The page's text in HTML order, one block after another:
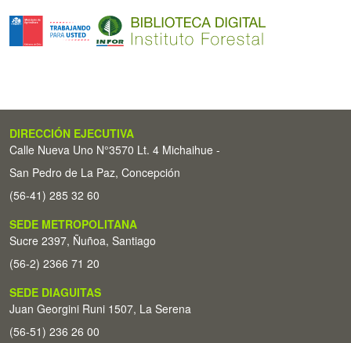
DIRECCIÓN EJECUTIVA
Calle Nueva Uno N°3570 Lt. 4 Michaihue -
San Pedro de La Paz, Concepción
(56-41) 285 32 60
SEDE METROPOLITANA
Sucre 2397, Ñuñoa, Santiago
(56-2) 2366 71 20
SEDE DIAGUITAS
Juan Georgini Runi 1507, La Serena
(56-51) 236 26 00